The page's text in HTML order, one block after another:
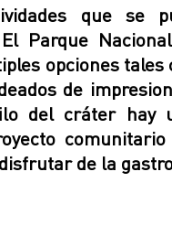
que se
Parque
opciones tales
de
del cráter hay
de la